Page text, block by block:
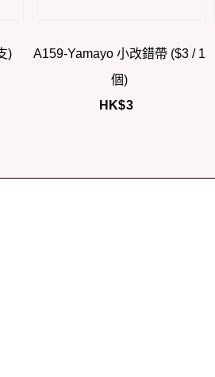
)
A159-Yamayo 小改錯帶 ($3 / 1
個)
HK$3